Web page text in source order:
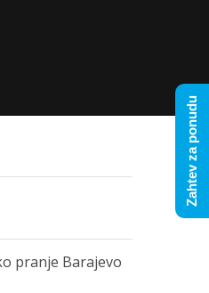
pranje Barajevo
Zahtev za ponudu